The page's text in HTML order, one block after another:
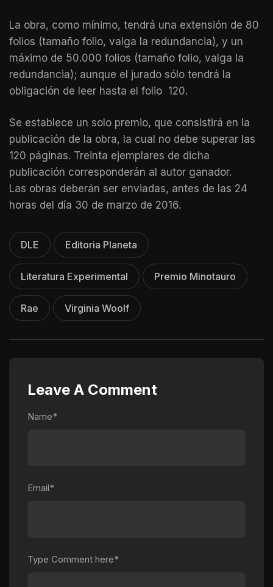
La obra, como mínimo, tendrá una extensión de 80
folios (tamaño folio, valga la redundancia), y un
máximo de 50.000 folios (tamaño folio, valga la
redundancia); aunque el jurado sólo tendrá la
obligación de leer hasta el folio 120.
Se establece un solo premio, que consistirá en la
publicación de la obra, la cual no debe superar las
120 páginas. Treinta ejemplares de dicha
publicación corresponderán al autor ganador.
Las obras deberán ser enviadas, antes de las 24
horas del día 30 de marzo de 2016.
DLE Editoria Planeta
Literatura Experimental Premio Minotauro
Rae Virginia Woolf
Leave A Comment
Name*
Email*
Type Comment here*